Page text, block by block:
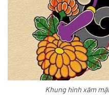
Khung hình xăm